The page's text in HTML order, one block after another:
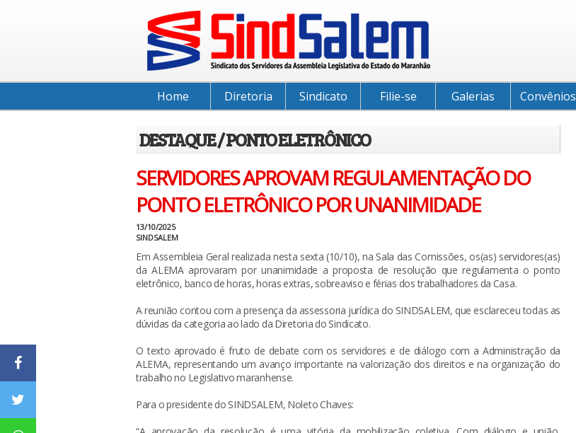
Home Diretoria Sindicato Filie-se Galerias Convênios
DESTAQUE / PONTO ELETRÔNICO
SERVIDORES APROVAM REGULAMENTAÇÃO DO
PONTO ELETRÔNICO POR UNANIMIDADE
13/10/2025
SINDSALEM
Em Assembleia Geral realizada nesta sexta (10/10), na Sala das Comissões, os(as) servidores(as)
da ALEMA aprovaram por unanimidade a proposta de resolução que regulamenta o ponto
eletrônico, banco de horas, horas extras, sobreaviso e férias dos trabalhadores da Casa.
A reunião contou com a presença da assessoria jurídica do SINDSALEM, que esclareceu todas as
dúvidas da categoria ao lado da Diretoria do Sindicato.
O texto aprovado é fruto de debate com os servidores e de diálogo com a Administração da
ALEMA, representando um avanço importante na valorização dos direitos e na organização do
trabalho no Legislativo maranhense.
Para o presidente do SINDSALEM, Noleto Chaves: